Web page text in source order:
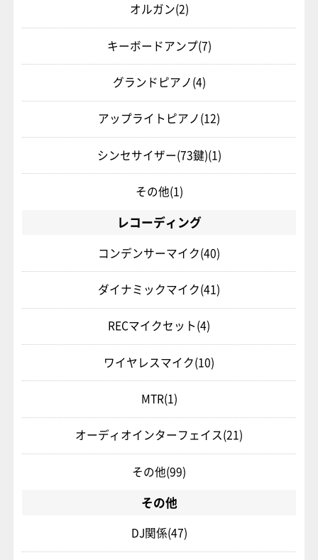
オルガン(2)
キーボードアンプ(7)
グランドピアノ(4)
アップライトピアノ(12)
シンセサイザー(73鍵)(1)
その他(1)
レコーディング
コンデンサーマイク(40)
ダイナミックマイク(41)
RECマイクセット(4)
ワイヤレスマイク(10)
MTR(1)
オーディオインターフェイス(21)
その他(99)
その他
DJ関係(47)